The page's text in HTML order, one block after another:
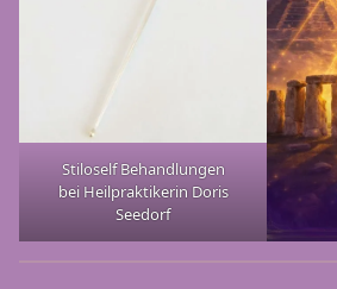
Stiloself Behandlungen
bei Heilpraktikerin Doris
Seedorf